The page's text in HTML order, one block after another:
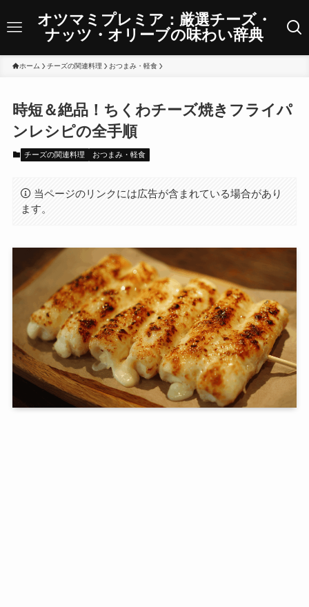
オツマミプレミア：厳選チーズ・
ナッツ・オリーブの味わい辞典
ホーム チーズの関連料理 おつまみ・軽食
時短＆絶品！ちくわチーズ焼きフライパ
ンレシピの全手順
チーズの関連料理 おつまみ・軽食
当ページのリンクには広告が含まれている場合があり
ます。